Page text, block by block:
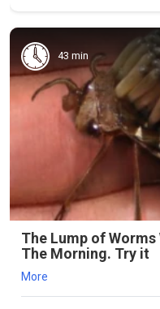
43 min
The Lump of
The Morning. Try it
More